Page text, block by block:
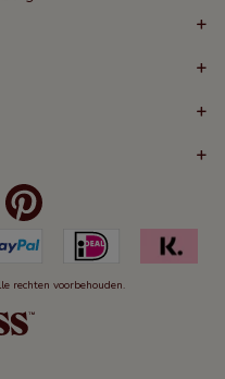
+
+
+
+
rechten voorbehouden.